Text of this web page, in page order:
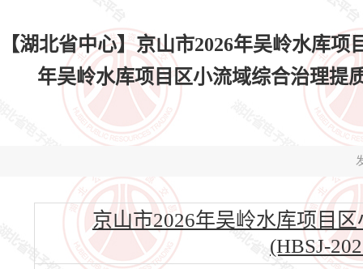
【湖北省中心】京山市2026年吴岭水库
年吴岭水库项目区小流域综合治理提
京山市2026年吴岭水库项目
(HBSJ-